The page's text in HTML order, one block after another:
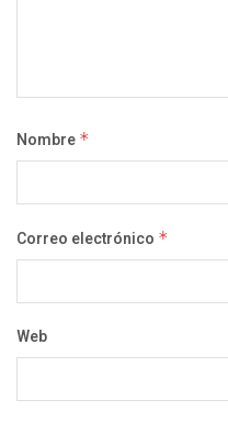
Nombre *
Correo electrónico *
Web